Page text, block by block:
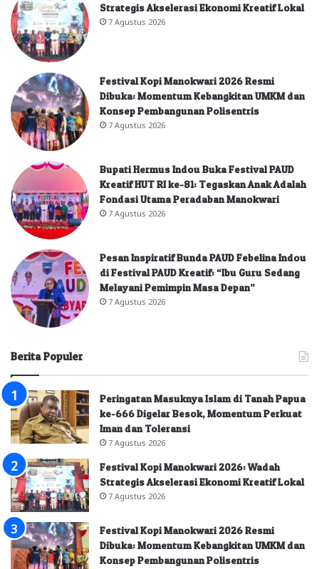
Strategis Akselerasi Ekonomi Kreatif Lokal
7 Agustus 2026
Festival Kopi Manokwari 2026 Resmi
Dibuka: Momentum Kebangkitan UMKM dan
Konsep Pembangunan Polisentris
7 Agustus 2026
Bupati Hermus Indou Buka Festival PAUD
Kreatif HUT RI ke-81: Tegaskan Anak Adalah
Fondasi Utama Peradaban Manokwari
7 Agustus 2026
Pesan Inspiratif Bunda PAUD Febelina Indou
di Festival PAUD Kreatif: “Ibu Guru Sedang
Melayani Pemimpin Masa Depan”
7 Agustus 2026
Berita Populer
Peringatan Masuknya Islam di Tanah Papua
ke-666 Digelar Besok, Momentum Perkuat
Iman dan Toleransi
7 Agustus 2026
Festival Kopi Manokwari 2026: Wadah
Strategis Akselerasi Ekonomi Kreatif Lokal
7 Agustus 2026
Festival Kopi Manokwari 2026 Resmi
Dibuka: Momentum Kebangkitan UMKM dan
Konsep Pembangunan Polisentris